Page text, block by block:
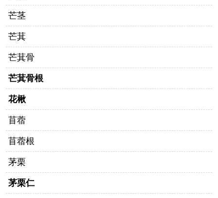
芒茎
芒萁
芒萁骨
芒萁骨根
花楸
苜蓿
苜蓿根
茅栗
茅栗仁